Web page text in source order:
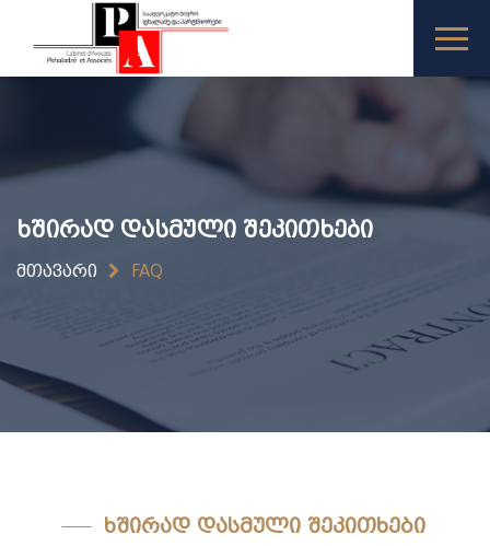
ხშირად დასმული შეკითხები
ᲛᲗᲐᲕᲐᲠᲘ FAQ
ᲮᲨᲘᲠᲐᲓ ᲓᲐᲡᲛᲣᲚᲘ ᲨᲔᲙᲘᲗᲮᲔᲑᲘ